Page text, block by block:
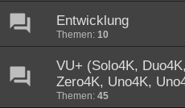
Entwicklung
Themen: 10
VU+ (Solo4K,
Zero4K, Uno4K,
Themen: 45